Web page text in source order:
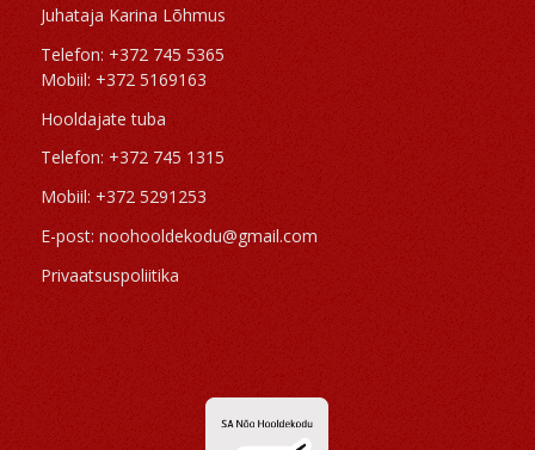
Juhataja Karina Lõhmus
Telefon: +372 745 5365
Mobiil: +372 5169163
Hooldajate tuba
Telefon: +372 745 1315
Mobiil: +372 5291253
E-post: noohooldekodu@gmail.com
Privaatsuspoliitika